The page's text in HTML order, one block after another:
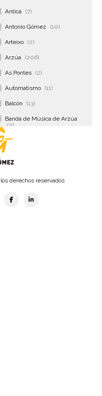
Antica (7)
Antonio Gómez (10)
Arteixo (2)
Arzúa (206)
As Pontes (2)
Automatismo (11)
Balcón (13)
Banda de Música de Arzúa
(2)
Banderolas
Betanzos
derechos reservados